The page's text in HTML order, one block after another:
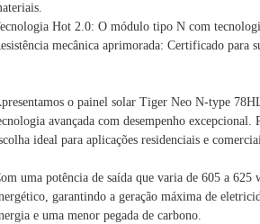
Hot 2.0: O módulo tipo N com
mecânica aprimorada: Certificado para
o painel solar Tiger Neo N-type
avançada com desempenho
ideal para aplicações residenciais e
uma potência de saída que varia de 605 a
garantindo a geração máxima de
e uma menor pegada de carbono.